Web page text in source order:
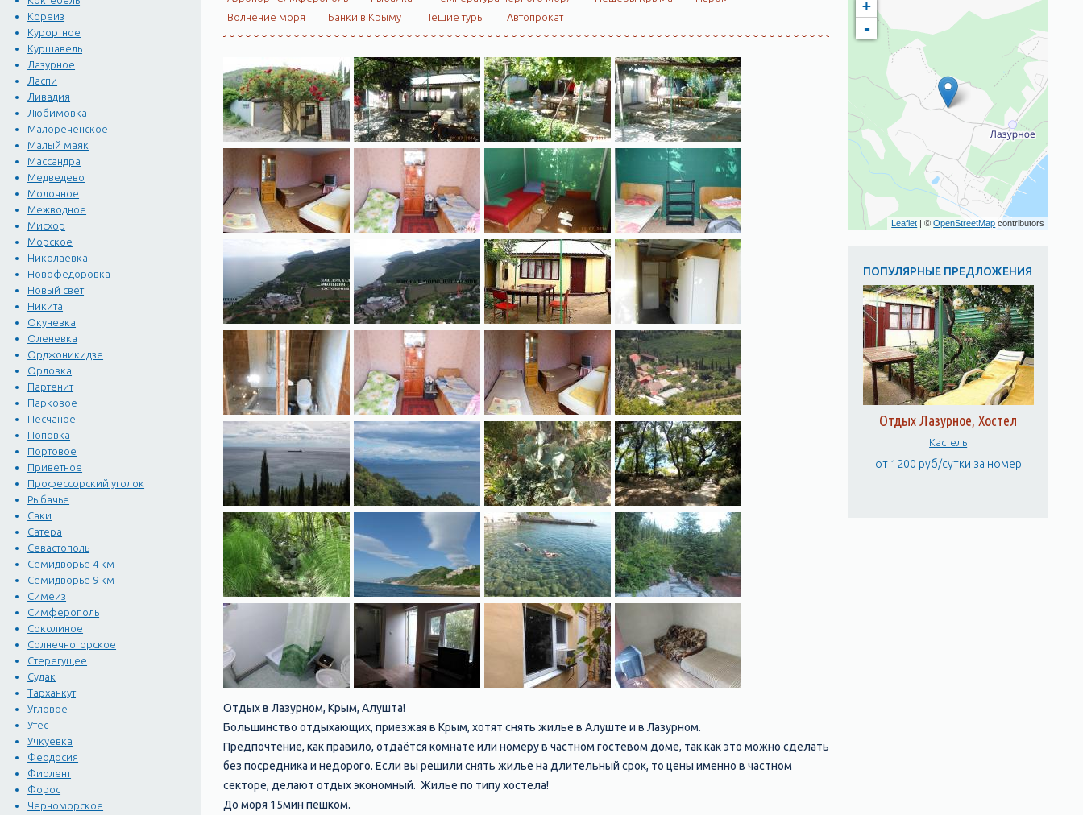
Кореиз
Курортное
Куршавель
Лазурное
Ласпи
Ливадия
Любимовка
Малореченское
Малый маяк
Массандра
Медведево
Молочное
Межводное
Мисхор
Морское
Николаевка
Новофедоровка
Новый свет
Никита
Окуневка
Оленевка
Орджоникидзе
Орловка
Партенит
Парковое
Песчаное
Поповка
Портовое
Приветное
Профессорский уголок
Рыбачье
Саки
Сатера
Севастополь
Семидворье 4 км
Семидворье 9 км
Симеиз
Симферополь
Соколиное
Солнечногорское
Стерегущее
Судак
Тарханкут
Угловое
Утес
Учкуевка
Феодосия
Фиолент
Форос
Черноморское
Волнение моря
Банки в Крыму Пешие туры Автопрокат
Отдых в Лазурном, Крым, Алушта!
Большинство отдыхающих, приезжая в Крым, хотят снять жилье в Алуште и в Лазурном.
Предпочтение, как правило, отдаётся комнате или номеру в частном гостевом доме, так как это можно сделать
без посредника и недорого. Если вы решили снять жилье на длительный срок, то цены именно в частном
секторе, делают отдых экономный. Жилье по типу хостела!
До моря 15мин пешком.
+
-
Leaflet | ©OpenStreetMap contributors
ПОПУЛЯРНЫЕ ПРЕДЛОЖЕНИЯ
Отдых Лазурное, Хостел
Кастель
от 1200 руб/сутки за номер